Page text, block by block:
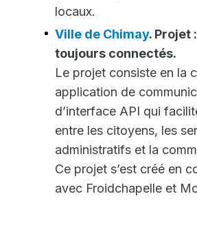
locaux.
Ville de Chimay. Projet
toujours connectés.
Le projet consiste en la
application de
d’interface API qui
entre les citoyens, les
administratifs et la
Ce projet s’est créé en
avec Froidchapelle et